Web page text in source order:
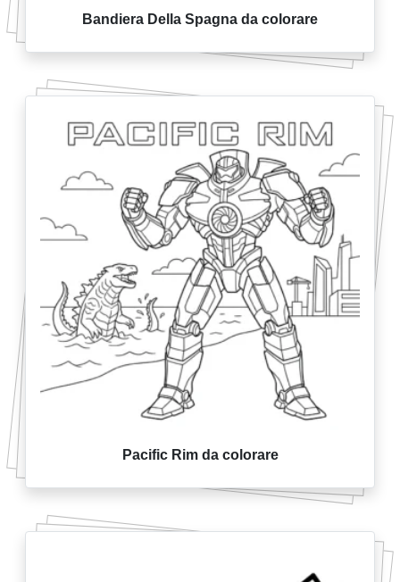
Bandiera Della Spagna da colorare
Pacific Rim da colorare